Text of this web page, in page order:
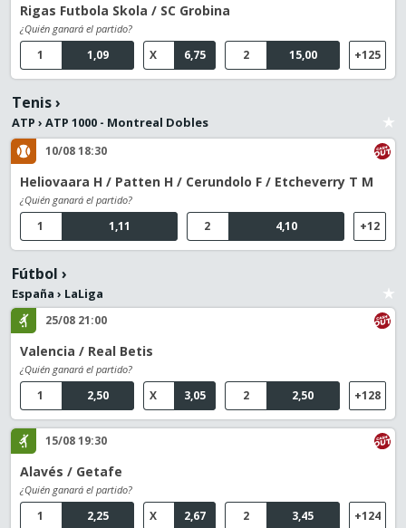
Rigas Futbola Skola / SC Grobina
¿Quién ganará el partido?
1,09
1 6,75
X 15,00
2 +125
Tenis›
ATP › ATP 1000 - Montreal Dobles
10/08 18:30
Heliovaara H / Patten H / Cerundolo F / Etcheverry T M
¿Quién ganará el partido?
1,11
1 4,10
2 +12
Fútbol ›
España › LaLiga
25/08 21:00
Valencia / Real Betis
¿Quién ganará el partido?
2,50
1 3,05
X 2,50
2 +128
15/08 19:30
Alavés / Getafe
¿Quién ganará el partido?
2,25
1 2,67
X 3,45
2 +124